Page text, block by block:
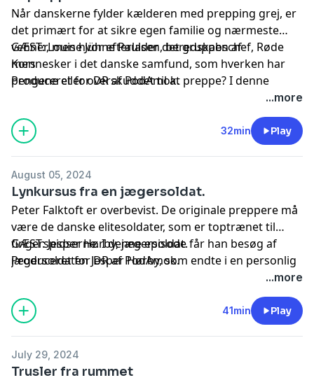
Når danskerne fylder kælderen med prepping grej, er
det primært for at sikre egen familie og nærmeste
venner, men hvor efterlader det gruppen af
mennesker i det danske samfund, som hverken har
pengene eller overskuddet til at preppe? I denne
husholdning og ser nærmere på, hvordan man
prepper i en større sags tjeneste. For er det lige frem
Danmarks bedste værn mod katastroferne: At vi har
GÆST: Louise Jühne Paulsen, beredskabschef, Røde
Kors
Produceret for DR af PodAmok.
...more
32min Play
August 05, 2024
Lynkursus fra en jægersoldat.
Peter Falktoft er overbevist. De originale preppere må
være de danske elitesoldater, som er toptrænet til
fingerspidserne. I denne episode får han besøg af
jægersoldaten Jesper Hørby, som endte i en personlig
katastrofesituation, som nær kostede ham livet. Men
hvilke redskaber fik Jesper så helskindet som muligt
gennem krisen? Hvad gjorde ham robust under et
umenneskeligt pres? Og hvordan kan vi almindelige
GÆST: Jesper Hørby, jægersoldat.
Produceret for DR af PodAmok.
...more
41min Play
July 29, 2024
Trusler fra rummet